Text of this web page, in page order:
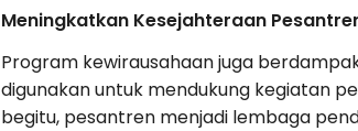
Meningkatkan Kesejahteraan
Program kewirausahaan juga
digunakan untuk mendukung kegiatan
begitu, pesantren menjadi lembaga